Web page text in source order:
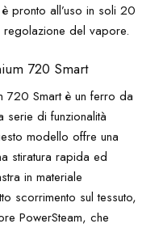
pronto all’uso in soli 20
del vapore.
720 Smart
720 Smart è un ferro da
serie di funzionalità
modello offre una
stiratura rapida ed
in materiale
scorrimento sul tessuto,
PowerSteam, che